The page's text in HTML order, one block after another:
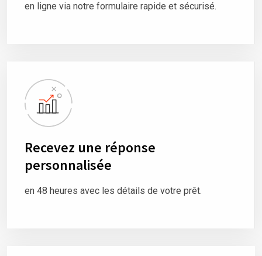
en ligne via notre formulaire rapide et sécurisé.
Recevez une réponse
personnalisée
en 48 heures avec les détails de votre prêt.